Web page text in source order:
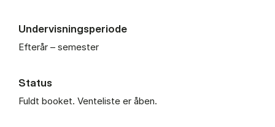
Undervisningsperiode
Efterår – semester
Status
Fuldt booket. Venteliste er åben.